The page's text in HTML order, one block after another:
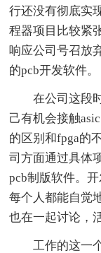
行还没有彻底实
程器项目比较紧
响应公司号召放
的pcb开发软件。
在公司这段
己有机会接触
的区别和fpga的
司方面通过具体
pcb制版软件。
每个人都能自觉
也在一起讨论，
工作的这一